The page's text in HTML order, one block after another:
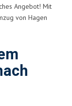
Angebot! Mit
von Hagen